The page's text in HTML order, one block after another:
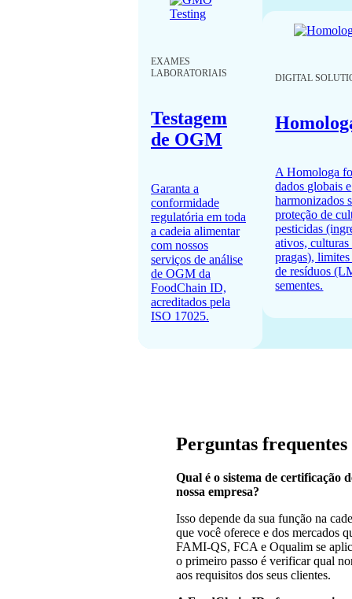
EXAMES
LABORATORIAIS
Testagem
de OGM
Garanta a
conformidade
regulatória em toda
a cadeia alimentar
com nossos
serviços de análise
de OGM da
FoodChain ID,
acreditados pela
ISO 17025.
DIGITAL
A Homologa
dados globais e
harmonizados
proteção de
pesticidas
ativos, culturas
pragas),
de resíduos
sementes.
Perguntas frequentes
Qual é o sistema de certificação
nossa empresa?
Isso depende da sua função na
que você oferece e dos mercados
FAMI-QS, FCA e Oqualim se
o primeiro passo é verificar qual
aos requisitos dos seus clientes.